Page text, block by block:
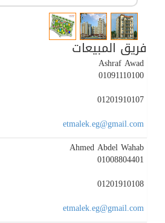
فريق المبيعات
Ashraf Awad
01091110100
01201910107
etmalek.eg@gmail.com
Ahmed Abdel Wahab
01008804401
01201910108
etmalek.eg@gmail.com